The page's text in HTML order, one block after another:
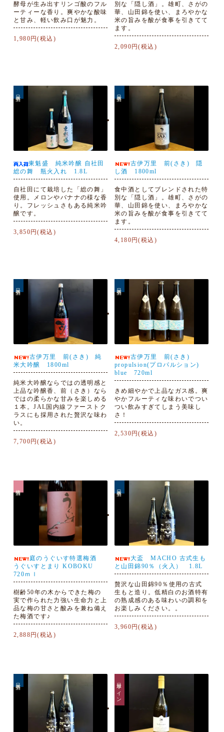
酵母が生み出すリンゴ酸のフル
ーティーな香り。爽やかな酸味
と甘み、軽い飲み口が魅力。
1,980円(税込)
別な「隠し酒」。雄町、さがの
華、山田錦を使い、まろやかな
米の旨みを酸が食事を引きてて
ます。
2,090円(税込)
東魁盛 純米吟醸 自社田
総の舞 瓶火入れ 1.8L
自社田にて栽培した「総の舞」
使用。メロンやバナナの様な香
り。フレッシュさもある純米吟
醸です。
3,850円(税込)
古伊万里 前(さき) 隠
し酒 1800ml
食中酒としてブレンドされた特
別な「隠し酒」。雄町、さがの
華、山田錦を使い、まろやかな
米の旨みを酸が食事を引きてて
ます。
4,180円(税込)
古伊万里 前(さき) 純
米大吟醸 1800ml
純米大吟醸ならではの透明感と
上品な吟醸香、前（さき）なら
ではの柔らかな甘みを楽しめる
１本。JAL国内線ファーストク
ラスにも採用された贅沢な味わ
い。
7,700円(税込)
古伊万里 前(さき)
propulsion(プロパルション)
blue 720ml
きめ細やかで上品なガス感。爽
やかフルーティな味わいでつい
つい飲みすぎてしまう美味し
さ！
2,530円(税込)
庭のうぐいす特選梅酒
うぐいすとまり KOBOKU
720ｍｌ
樹齢50年の木からできた梅の
実で作られた力強い生命力と上
品な梅の甘さと酸みを兼ね備え
た梅酒です♪
2,888円(税込)
大盃 MACHO 古式生も
と山田錦90％（火入） 1.8L
贅沢な山田錦90％使用の古式
生もと造り。低精白のお酒特有
の熟成感のある味わいの調和を
お楽しみください。。
3,960円(税込)
日本ワイン